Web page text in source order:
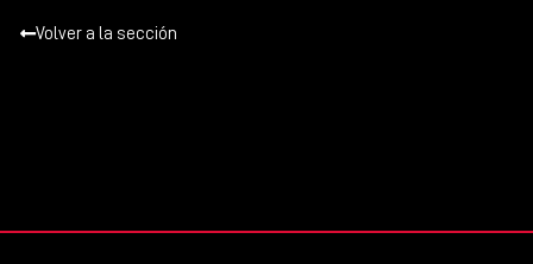
Volver a la sección